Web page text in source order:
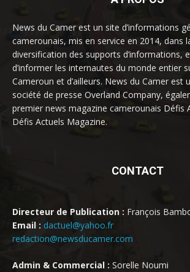
News du Camer est un site d’informations
camerounais, mis en service en 2014, dans
diversification des supports d’informations,
d’informer les internautes du monde entier
Cameroun et d’ailleurs. News du Camer est
société de presse Overland Company,
premier news magazine camerounais Défis
Défis Actuels Magazine.
CONTACT
Directeur de Publication : François
Email : dactuel@yahoo.fr
redaction@newsducamer.com
Admin & Commercial : Sorelle Noumi